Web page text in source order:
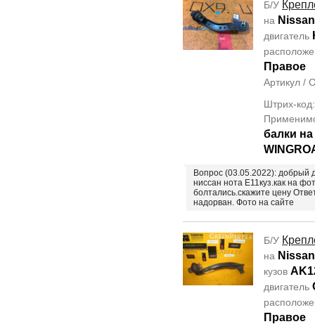
Б/У
на
двигатель
Правое
Артикул /
Штрих-
балки
Вопрос (03.05.2022): добрый
ниссан нота Е11куз.как на
болтались.скажите цену
надорван. Фото на сайте
Б/У
на
кузов
двигатель
Правое